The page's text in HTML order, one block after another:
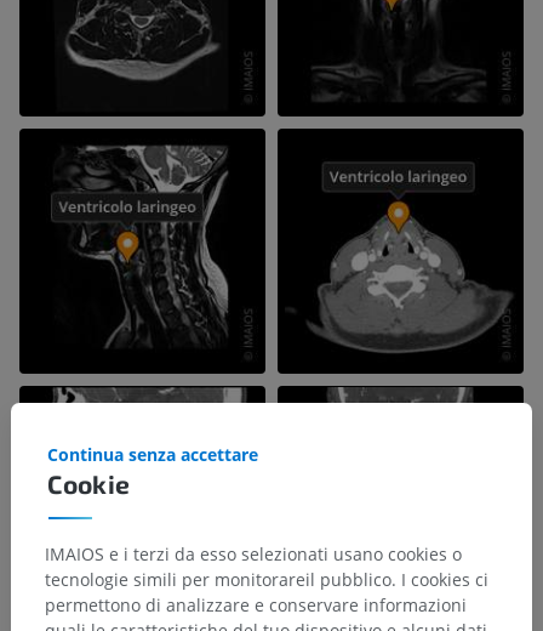
Cookie
Continua senza accettare
IMAIOS e i terzi da esso selezionati usano cookies o
tecnologie simili per monitorareil pubblico. I cookies ci
permettono di analizzare e conservare informazioni